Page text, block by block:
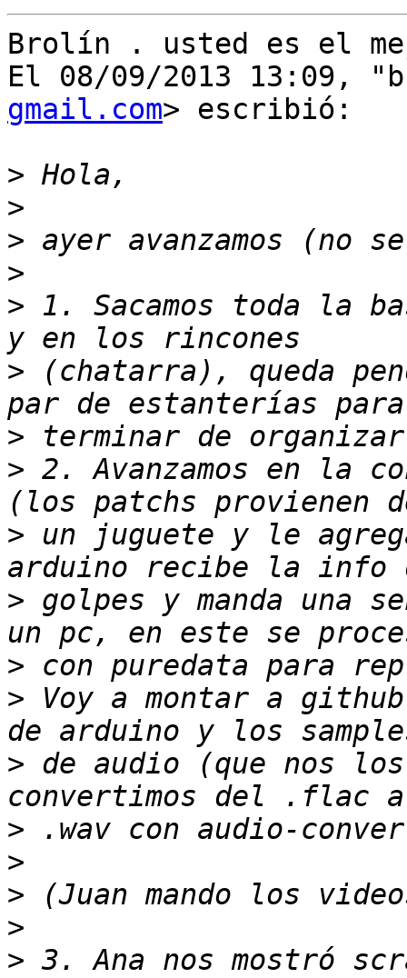
Brolín . usted es el
El 08/09/2013 13:09,
gmail.com> escribió:
>
>
>
>
> 1. Sacamos toda la
> (chatarra), queda
>
> 2. Avanzamos en la
> un juguete y le
> golpes y manda una
>
> Voy a montar a
> de audio (que nos
>
>
>
>
> 3. Ana nos mostró